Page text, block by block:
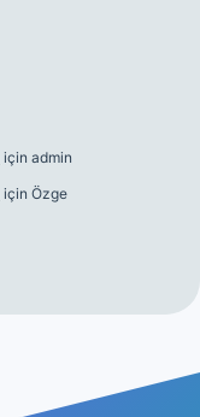
için admin
için Özge